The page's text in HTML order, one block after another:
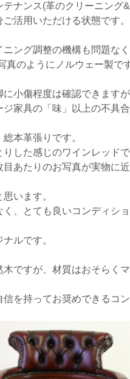
テナンス(革のクリーニング
活用いただける状態です。
ング調整の機構も問題なく
真のようにノルウェー製で
小傷程度は確認できますが
家具の「味」以上の不具
本革張りです。
した感じのワインレッド
目あたりのお写真が実物に
います。
、とても良いコンディショ
ルです。
ですが、材質はおそらくマ
を持ってお奨めできるコン